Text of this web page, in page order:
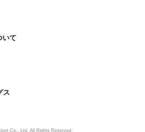
て
ス
Co., Ltd. All Rights Reserved.